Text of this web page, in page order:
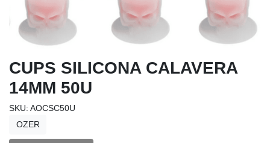
CUPS SILICONA CALAVERA
14MM 50U
SKU: AOCSC50U
OZER